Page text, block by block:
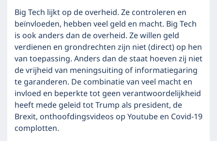
Big Tech lijkt op de overheid. Ze controleren en
beïnvloeden, hebben veel geld en macht. Big Tech
is ook anders dan de overheid. Ze willen geld
verdienen en grondrechten zijn niet (direct) op hen
van toepassing. Anders dan de staat hoeven zij niet
de vrijheid van meningsuiting of informatiegaring
te garanderen. De combinatie van veel macht en
invloed en beperkte tot geen verantwoordelijkheid
heeft mede geleid tot Trump als president, de
Brexit, onthoofdingsvideos op Youtube en Covid-19
complotten.